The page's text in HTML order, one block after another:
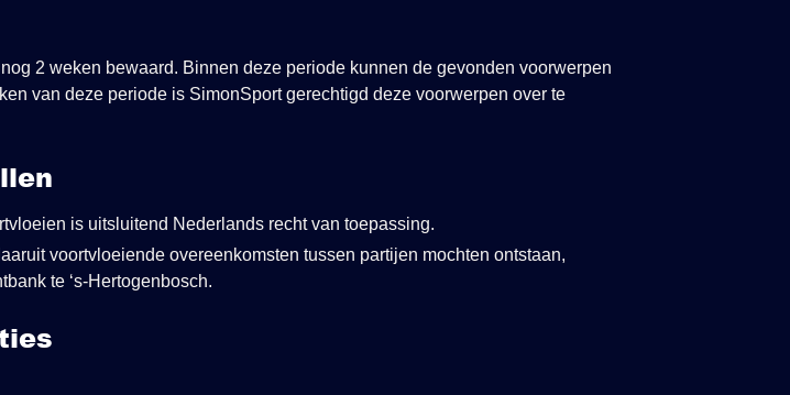
2 weken bewaard. Binnen deze periode kunnen de gevonden voorwerpen
van deze periode is SimonSport gerechtigd deze voorwerpen over te
is uitsluitend Nederlands recht van toepassing.
voortvloeiende overeenkomsten tussen partijen mochten ontstaan,
te ‘s-Hertogenbosch.